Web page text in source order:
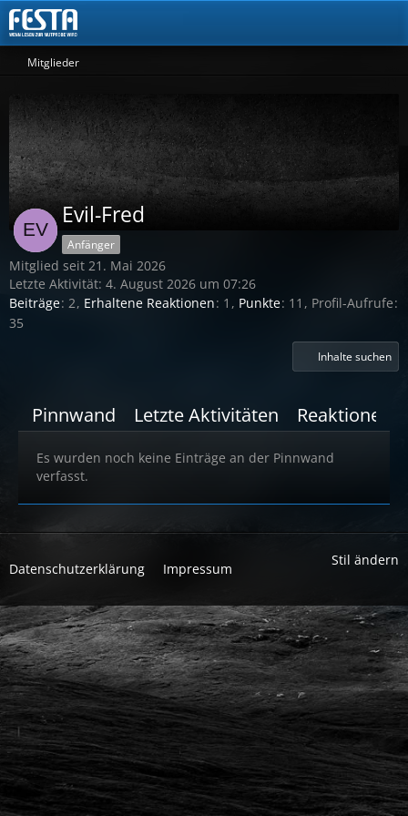
Mitglieder
Evil-Fred
Anfänger
Mitglied seit 21. Mai 2026
Letzte Aktivität: 4. August 2026 um 07:26
Beiträge 2 Erhaltene Reaktionen 1 Punkte 11
Profil-Aufrufe
35
Inhalte suchen
Pinnwand Letzte Aktivitäten Reaktionen
Es wurden noch keine Einträge an der Pinnwand
verfasst.
Stil ändern
Datenschutzerklärung Impressum